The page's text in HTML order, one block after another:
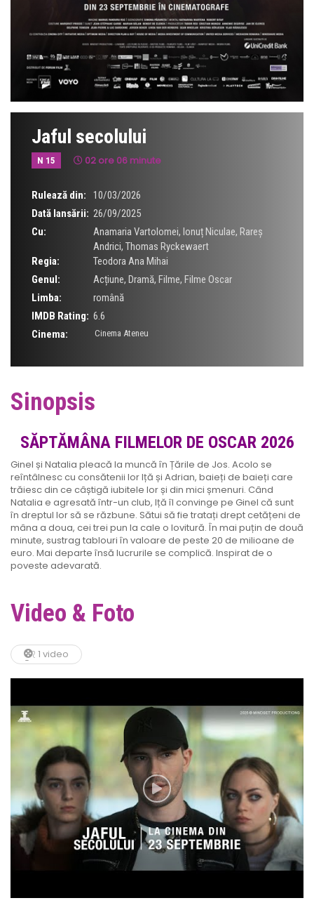
Jaful secolului
N 15 02 ore 06 minute
Rulează din:
10/03/2026
Dată lansării: 26/09/2025
Cu:
Anamaria Vartolomei, Ionuț Niculae, Rareș
Andrici, Thomas Ryckewaert
Regia:
Teodora Ana Mihai
Genul:
Acțiune, Dramă, Filme, Filme Oscar
Limba:
română
IMDB Rating: 6.6
Cinema:
Cinema Ateneu
Sinopsis
SĂPTĂMÂNA FILMELOR DE OSCAR 2026
Ginel și Natalia pleacă la muncă în Țările de Jos. Acolo se
reîntâlnesc cu consătenii lor Iță și Adrian, baieți de baieți care
trăiesc din ce câștigă iubitele lor și din mici șmenuri. Când
Natalia e agresată într-un club, Iță îl convinge pe Ginel că sunt
în dreptul lor să se răzbune. Sătui să fie tratați drept cetățeni de
mâna a doua, cei trei pun la cale o lovitură. În mai puțin de două
minute, sustrag tablouri în valoare de peste 20 de milioane de
euro. Mai departe însă lucrurile se complică. Inspirat de o
poveste adevarată.
Video & Foto
1 video